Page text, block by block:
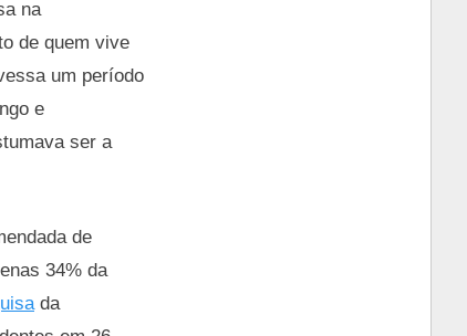
na
de quem vive
um período
e
ser a
de
34% da
da